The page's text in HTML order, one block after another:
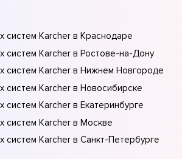
систем Karcher в Краснодаре
систем Karcher в Ростове-на-Донy
систем Karcher в Нижнем Новгороде
систем Karcher в Новосибирске
систем Karcher в Екатеринбурге
систем Karcher в Москве
систем Karcher в Санкт-Петербурге